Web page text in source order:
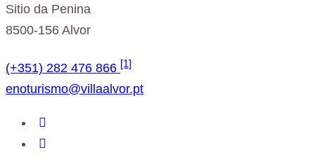
Sitio da Penina
8500-156 Alvor
(+351) 282 476 866 [1]
enoturismo@villaalvor.pt